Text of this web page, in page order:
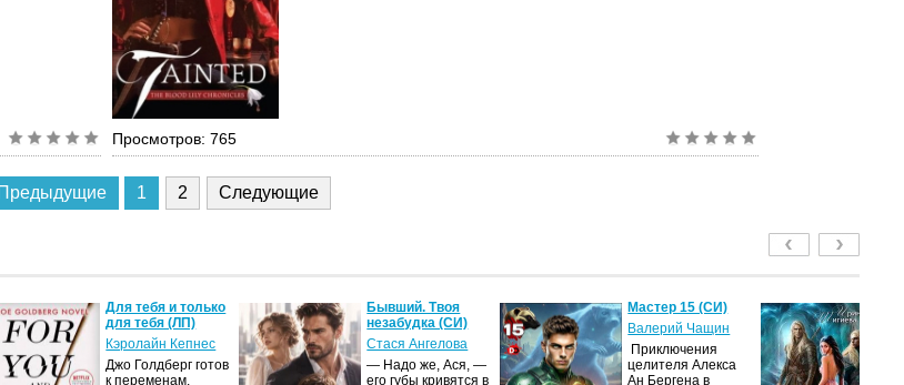
Просмотров: 765
Предыдущие 1 2 Следующие
Для тебя и только
для тебя (ЛП)
Кэролайн Кепнес
Джо Голдберг готов
к переменам.
Бывший. Твоя
незабудка (СИ)
Стася Ангелова
— Надо же, Ася, —
его губы кривятся в
Мастер 15 (СИ)
Валерий Чащин
Приключения
целителя Алекса
Ан Бергена в